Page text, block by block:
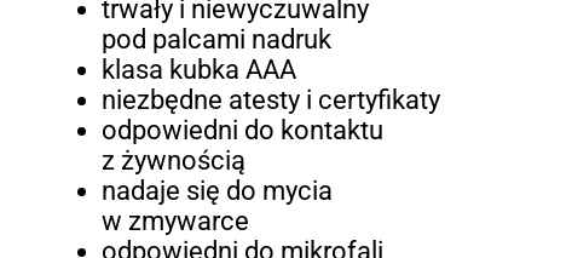
trwały i niewyczuwalny
pod palcami nadruk
klasa kubka AAA
niezbędne atesty i certyfikaty
odpowiedni do kontaktu
z żywnością
nadaje się do mycia
w zmywarce
odpowiedni do mikrofali